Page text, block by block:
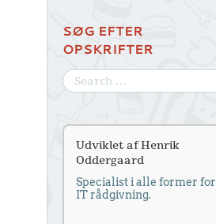
SØG EFTER
OPSKRIFTER
Udviklet af Henrik
Oddergaard
Specialist i alle former for
IT rådgivning.